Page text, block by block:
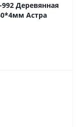
Деревянная
Астра